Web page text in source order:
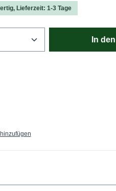
Lieferzeit: 1-3 Tage
Gib den In